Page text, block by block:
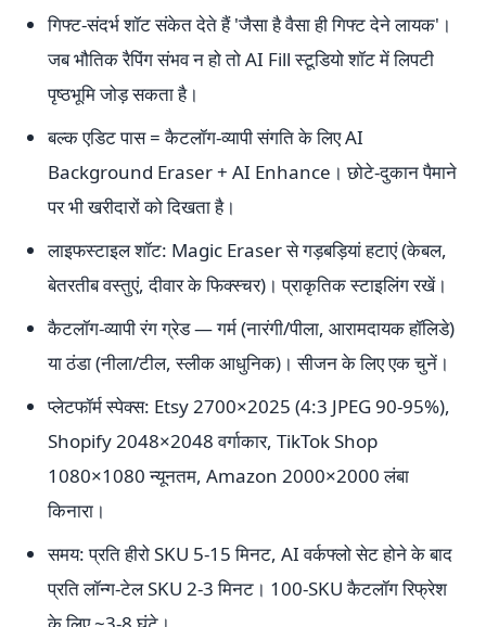
गिफ्ट-संदर्भ शॉट संकेत देते हैं 'जैसा है वैसा ही गिफ्ट देने लायक'।
जब भौतिक रैपिंग संभव न हो तो AI Fill स्टूडियो शॉट में लिपटी
पृष्ठभूमि जोड़ सकता है।
बल्क एडिट पास = कैटलॉग-व्यापी संगति के लिए AI
Background Eraser + AI Enhance। छोटे-दुकान पैमाने
पर भी खरीदारों को दिखता है।
लाइफस्टाइल शॉट: Magic Eraser से गड़बड़ियां हटाएं (केबल,
बेतरतीब वस्तुएं, दीवार के फिक्स्चर)। प्राकृतिक स्टाइलिंग रखें।
कैटलॉग-व्यापी रंग ग्रेड — गर्म (नारंगी/पीला, आरामदायक हॉलिडे)
या ठंडा (नीला/टील, स्लीक आधुनिक)। सीजन के लिए एक चुनें।
प्लेटफॉर्म स्पेक्स: Etsy 2700×2025 (4:3 JPEG 90-95%),
Shopify 2048×2048 वर्गाकार, TikTok Shop
1080×1080 न्यूनतम, Amazon 2000×2000 लंबा
किनारा।
समय: प्रति हीरो SKU 5-15 मिनट, AI वर्कफ्लो सेट होने के बाद
प्रति लॉन्ग-टेल SKU 2-3 मिनट। 100-SKU कैटलॉग रिफ्रेश